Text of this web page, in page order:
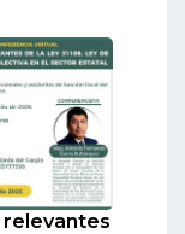
relevantes